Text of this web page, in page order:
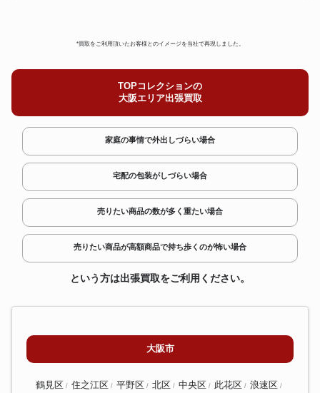
*買取をご利用頂いたお客様とのイメージを当社で再現しました。
TOPコレクションの
大阪エリア出張買取
家庭の事情で外出しづらい場合
宅配の包装がしづらい場合
売りたい商品の数が多く重たい場合
売りたい商品が高額商品で持ち歩くのが怖い場合
という方は出張買取をご利用ください。
大阪市
鶴見区 住之江区 平野区 北区 中央区 此花区
浪速区